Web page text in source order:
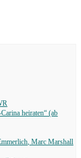
heiraten“ (ab
Marc Marshall